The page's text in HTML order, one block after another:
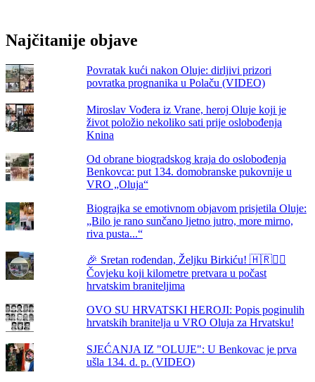
za
naše
čitatelje
dostupan
digitalnom
obliku!
Najčitanije objave
Povratak kući nakon Oluje: dirljivi prizori
povratka prognanika u Polaču (VIDEO)
Miroslav Vođera iz Vrane, heroj Oluje koji je
život položio nekoliko sati prije oslobođenja
Knina
Od obrane biogradskog kraja do oslobođenja
Benkovca: put 134. domobranske pukovnije u
VRO „Oluja“
Biograjka se emotivnom objavom prisjetila Oluje:
„Bilo je rano sunčano ljetno jutro, more mirno,
riva pusta...“
🎉 Sretan rođendan, Željku Birkiću! 🇭🇷🏃‍♂️
Čovjeku koji kilometre pretvara u počast
hrvatskim braniteljima
OVO SU HRVATSKI HEROJI: Popis poginulih
hrvatskih branitelja u VRO Oluja za Hrvatsku!
SJEĆANJA IZ "OLUJE": U Benkovac je prva
ušla 134. d. p. (VIDEO)